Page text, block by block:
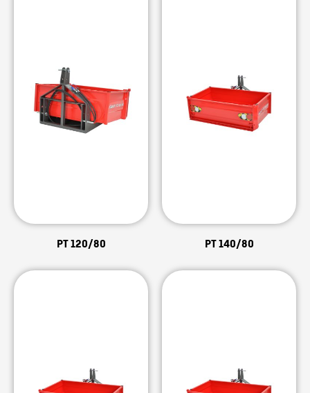
PT 120/80 PT 140/80